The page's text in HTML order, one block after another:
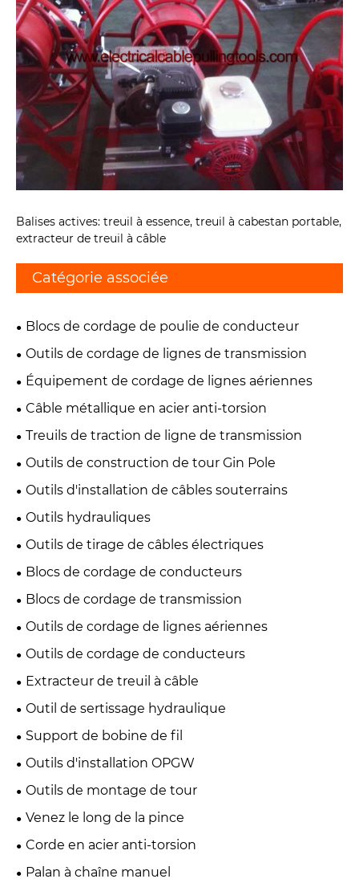
Balises actives: treuil à essence, treuil à cabestan portable,
extracteur de treuil à câble
Catégorie associée
Blocs de cordage de poulie de conducteur
Outils de cordage de lignes de transmission
Équipement de cordage de lignes aériennes
Câble métallique en acier anti-torsion
Treuils de traction de ligne de transmission
Outils de construction de tour Gin Pole
Outils d'installation de câbles souterrains
Outils hydrauliques
Outils de tirage de câbles électriques
Blocs de cordage de conducteurs
Blocs de cordage de transmission
Outils de cordage de lignes aériennes
Outils de cordage de conducteurs
Extracteur de treuil à câble
Outil de sertissage hydraulique
Support de bobine de fil
Outils d'installation OPGW
Outils de montage de tour
Venez le long de la pince
Corde en acier anti-torsion
Palan à chaîne manuel